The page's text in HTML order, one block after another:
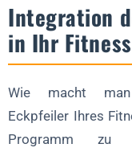
Integration
in Ihr
Wie macht
Eckpfeiler Ihres
Programm zu